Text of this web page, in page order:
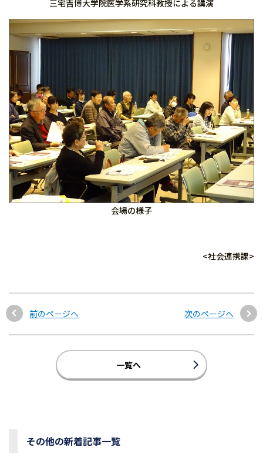
三宅吉博大学院医学系研究科教授による講演
会場の様子
<社会連携課>
前のページへ 次のページへ
一覧へ
その他の新着記事一覧